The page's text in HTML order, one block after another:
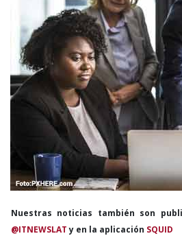
Nuestras noticias también son
@ITNEWSLATy en la aplicación SQUID